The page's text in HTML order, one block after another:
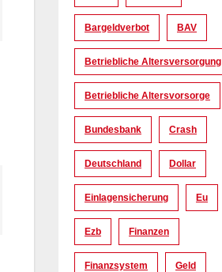
Bargeldverbot BAV
Betriebliche Altersversorgung
Betriebliche Altersvorsorge
Bundesbank Crash
Deutschland Dollar
Einlagensicherung Eu
Ezb Finanzen
Finanzsystem Geld